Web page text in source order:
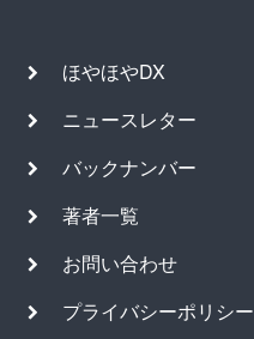
ほやほやDX
ニュースレター
バックナンバー
著者一覧
お問い合わせ
プライバシーポリシー